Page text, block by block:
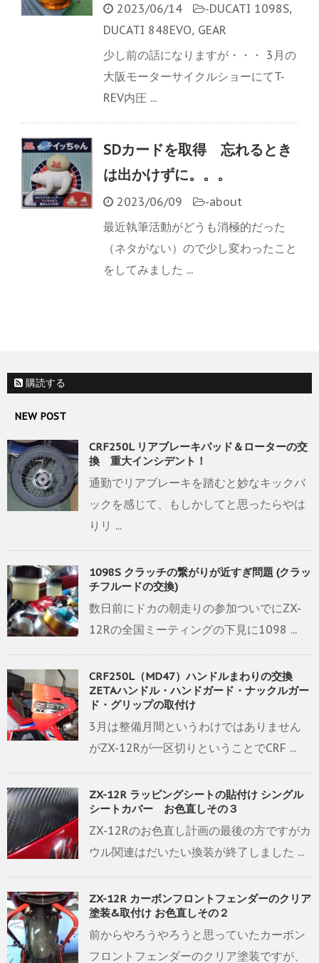
2023/06/14 -DUCATI 1098S,
DUCATI 848EVO, GEAR
少し前の話になりますが・・・ 3月の
大阪モーターサイクルショーにてT-
REV内圧 ...
SDカードを取得 忘れるとき
は出かけずに。。。
2023/06/09 -about
最近執筆活動がどうも消極的だった
（ネタがない）ので少し変わったこと
をしてみました ...
購読する
NEW POST
CRF250L リアブレーキパッド＆ローターの交
換 重大インシデント！
通勤でリアブレーキを踏むと妙なキックバ
ックを感じて、もしかしてと思ったらやは
りリ ...
1098S クラッチの繋がりが近すぎ問題 (クラッ
チフルードの交換)
数日前にドカの朝走りの参加ついでにZX-
12Rの全国ミーティングの下見に1098 ...
CRF250L（MD47）ハンドルまわりの交換
ZETAハンドル・ハンドガード・ナックルガー
ド・グリップの取付け
3月は整備月間というわけではありません
がZX-12Rが一区切りということでCRF ...
ZX-12R ラッピングシートの貼付け シングル
シートカバー お色直しその３
ZX-12Rのお色直し計画の最後の方ですがカ
ウル関連はだいたい換装が終了しました ...
ZX-12R カーボンフロントフェンダーのクリア
塗装&取付け お色直しその２
前からやろうやろうと思っていたカーボン
フロントフェンダーのクリア塗装ですが、